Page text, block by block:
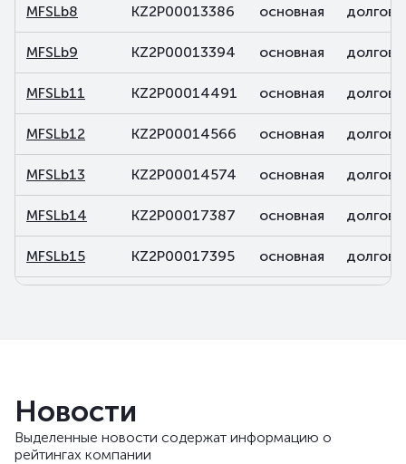
MFSLb8 KZ2P00013386 основная
MFSLb9 KZ2P00013394 основная
MFSLb11 KZ2P00014491 основная
MFSLb12 KZ2P00014566 основная
MFSLb13 KZ2P00014574 основная
MFSLb14 KZ2P00017387 основная
MFSLb15 KZ2P00017395 основная
Новости
Выделенные новости содержат информацию о
рейтингах компании